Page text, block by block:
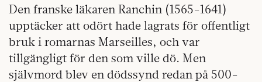
Den franske läkaren Ranchin (1565-1641)
upptäcker att odört hade lagrats för offentligt
bruk i romarnas Marseilles, och var
tillgängligt för den som ville dö. Men
självmord blev en dödssynd redan på 500-